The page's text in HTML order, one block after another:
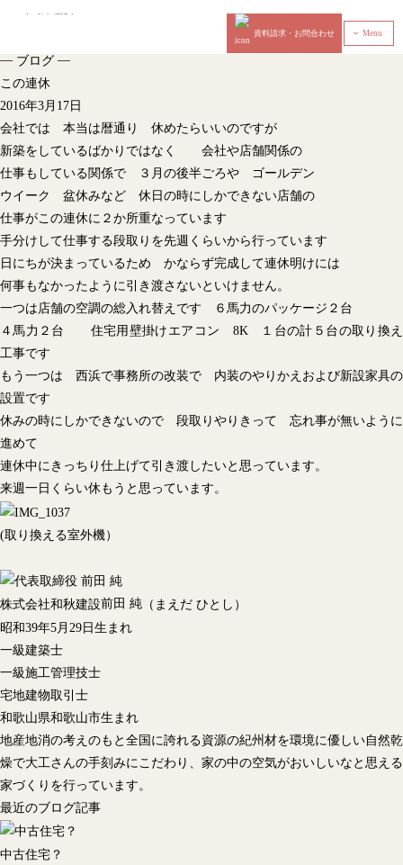
資料請求・お問合わせ ‹ Menu
— ブログ —
この連休
2016年3月17日
会社では 本当は暦通り 休めたらいいのですが
新築をしているばかりではなく 会社や店舗関係の
仕事もしている関係で ３月の後半ごろや ゴールデン
ウイーク 盆休みなど 休日の時にしかできない店舗の
仕事がこの連休に２か所重なっています
手分けして仕事する段取りを先週くらいから行っています
日にちが決まっているため かならず完成して連休明けには
何事もなかったように引き渡さないといけません。
一つは店舗の空調の総入れ替えです ６馬力のパッケージ２台
４馬力２台 住宅用壁掛けエアコン 8K １台の計５台の取り換え
工事です
もう一つは 西浜で事務所の改装で 内装のやりかえおよび新設家具の
設置です
休みの時にしかできないので 段取りやりきって 忘れ事が無いように
進めて
連休中にきっちり仕上げて引き渡したいと思っています。
来週一日くらい休もうと思っています。
(取り換える室外機）
株式会社和秋建設前田 純 （まえだ ひとし）
昭和39年5月29日生まれ
一級建築士
一級施工管理技士
宅地建物取引士
和歌山県和歌山市生まれ
地産地消の考えのもと全国に誇れる資源の紀州材を環境に優しい自然乾
燥で大工さんの手刻みにこだわり、家の中の空気がおいしいなと思える
家づくりを行っています。
最近のブログ記事
中古住宅？